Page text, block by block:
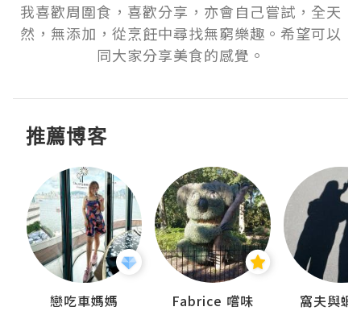
我喜歡周圍食，喜歡分享，亦會自己嘗試，全天
然，無添加，從烹飪中尋找無窮樂趣。希望可以
同大家分享美食的感覺。
推薦博客
戀吃車媽媽 Fabrice 嚐味 窩夫與蝦